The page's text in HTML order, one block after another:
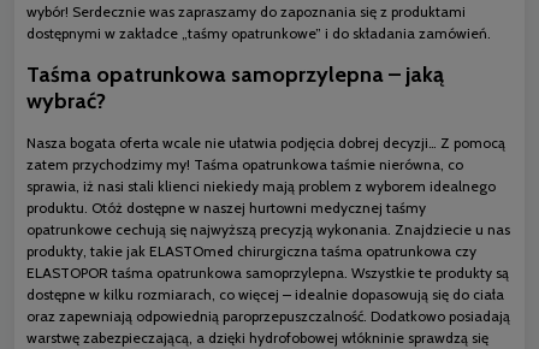
wybór! Serdecznie was zapraszamy do zapoznania się z produktami
dostępnymi w zakładce „taśmy opatrunkowe” i do składania zamówień.
Taśma opatrunkowa samoprzylepna – jaką
wybrać?
Nasza bogata oferta wcale nie ułatwia podjęcia dobrej decyzji… Z pomocą
zatem przychodzimy my! Taśma opatrunkowa taśmie nierówna, co
sprawia, iż nasi stali klienci niekiedy mają problem z wyborem idealnego
produktu. Otóż dostępne w naszej hurtowni medycznej taśmy
opatrunkowe cechują się najwyższą precyzją wykonania. Znajdziecie u nas
produkty, takie jak ELASTOmed chirurgiczna taśma opatrunkowa czy
ELASTOPOR taśma opatrunkowa samoprzylepna. Wszystkie te produkty są
dostępne w kilku rozmiarach, co więcej – idealnie dopasowują się do ciała
oraz zapewniają odpowiednią paroprzepuszczalność. Dodatkowo posiadają
warstwę zabezpieczającą, a dzięki hydrofobowej włókninie sprawdzą się